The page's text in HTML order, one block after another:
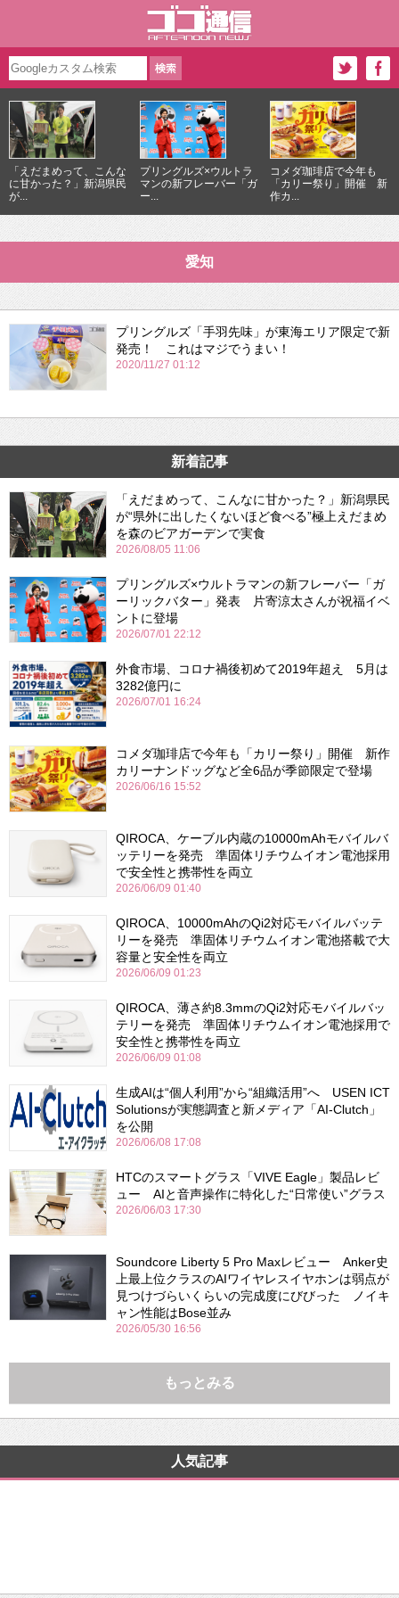
「えだまめって、こんな
に甘かった？」新潟県民
が...
プリングルズ×ウルトラ
マンの新フレーバー「ガ
ー...
コメダ珈琲店で今年も
「カリー祭り」開催 新
作カ...
愛知
プリングルズ「手羽先味」が東海エリア限定で新
発売！ これはマジでうまい！
2020/11/27 01:12
新着記事
「えだまめって、こんなに甘かった？」新潟県民
が“県外に出したくないほど食べる”極上えだまめ
を森のビアガーデンで実食
2026/08/05 11:06
プリングルズ×ウルトラマンの新フレーバー「ガ
ーリックバター」発表 片寄涼太さんが祝福イベ
ントに登場
2026/07/01 22:12
外食市場、コロナ禍後初めて2019年超え 5月は
3282億円に
2026/07/01 16:24
コメダ珈琲店で今年も「カリー祭り」開催 新作
カリーナンドッグなど全6品が季節限定で登場
2026/06/16 15:52
QIROCA、ケーブル内蔵の10000mAhモバイルバ
ッテリーを発売 準固体リチウムイオン電池採用
で安全性と携帯性を両立
2026/06/09 01:40
QIROCA、10000mAhのQi2対応モバイルバッテ
リーを発売 準固体リチウムイオン電池搭載で大
容量と安全性を両立
2026/06/09 01:23
QIROCA、薄さ約8.3mmのQi2対応モバイルバッ
テリーを発売 準固体リチウムイオン電池採用で
安全性と携帯性を両立
2026/06/09 01:08
生成AIは“個人利用”から“組織活用”へ USEN ICT
Solutionsが実態調査と新メディア「AI-Clutch」
を公開
2026/06/08 17:08
HTCのスマートグラス「VIVE Eagle」製品レビ
ュー AIと音声操作に特化した“日常使い”グラス
2026/06/03 17:30
Soundcore Liberty 5 Pro Maxレビュー Anker史
上最上位クラスのAIワイヤレスイヤホンは弱点が
見つけづらいくらいの完成度にびびった ノイキ
ャン性能はBose並み
2026/05/30 16:56
もっとみる
人気記事